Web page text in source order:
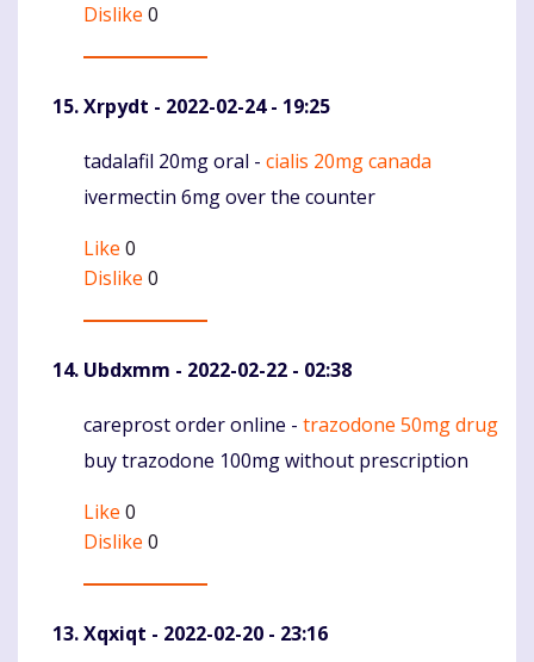
Dislike 0
Xrpydt - 2022-02-24 - 19:25
Komentaras
tadalafil 20mg oral - cialis 20mg canada
ivermectin 6mg over the counter
Like 0
Dislike 0
Ubdxmm - 2022-02-22 - 02:38
Komentaras
careprost order online - trazodone 50mg drug
buy trazodone 100mg without prescription
Like 0
Dislike 0
Xqxiqt - 2022-02-20 - 23:16